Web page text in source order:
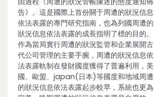
告》。這是國際上首份關于周遭的狀況信息
依法表露的專門研究指南，也為列國周遭的
狀況信息依法表露的成長指明了標的目的。
作為當局實行周遭的狀況監管和企業展開古
代公司管理的主要手腕，周遭的狀況信息依
法表露軌制在發財國度獲得了普遍利用，美
國、歐盟、japan(日本)等國度和地域周遭
的狀況信息依法表露起步較早，系統也更為